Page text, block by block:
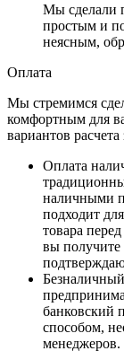
Мы сделали
простым и
неясным,
Оплата
Мы стремимся
комфортным для
вариантов расчета
Оплата
наличными
подходит
товара
вы получите
банковский
способом,